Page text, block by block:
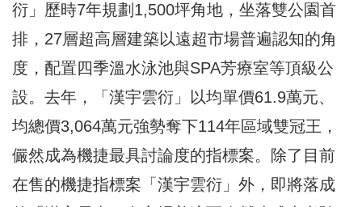
衍」歷時7年規劃1,500坪角地，坐落雙公園首
排，27層超高層建築以遠超市場普遍認知的角
度，配置四季溫水泳池與SPA芳療室等頂級公
設。去年，「漢宇雲衍」以均單價61.9萬元、
均總價3,064萬元強勢奪下114年區域雙冠王，
儼然成為機捷最具討論度的指標案。除了目前
在售的機捷指標案「漢宇雲衍」外，即將落成